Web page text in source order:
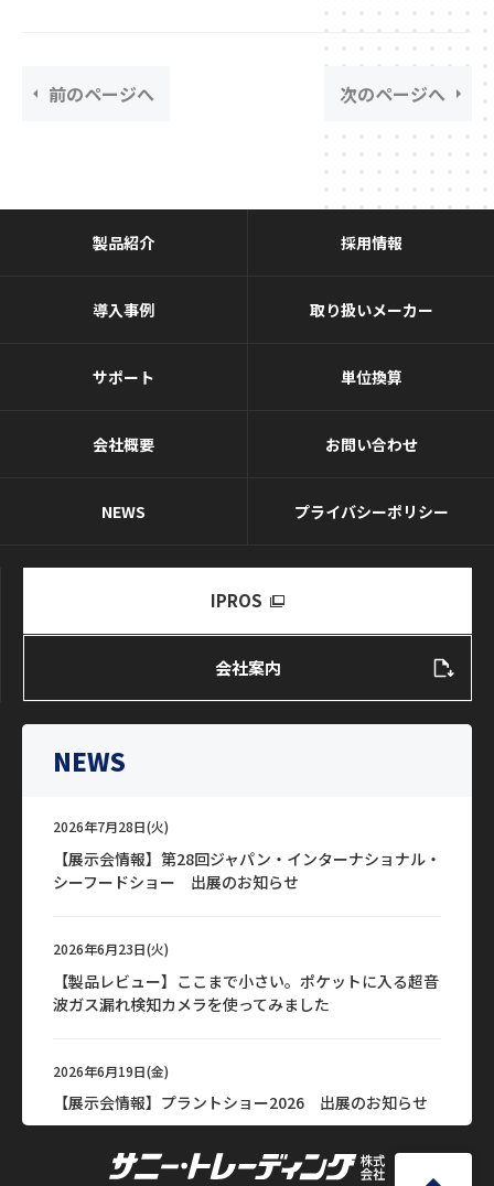
前のページへ 次のページへ
製品紹介
導入事例
サポート
会社概要
NEWS
採用情報
取り扱いメーカー
単位換算
お問い合わせ
プライバシーポリシー
会社案内
IPROS
NEWS
2026年7月28日(火)
【展示会情報】第28回ジャパン・インターナショナル・
シーフードショー 出展のお知らせ
2026年6月23日(火)
【製品レビュー】ここまで小さい。ポケットに入る超音
波ガス漏れ検知カメラを使ってみました
2026年6月19日(金)
【展示会情報】プラントショー2026 出展のお知らせ
2026年6月15日(月)